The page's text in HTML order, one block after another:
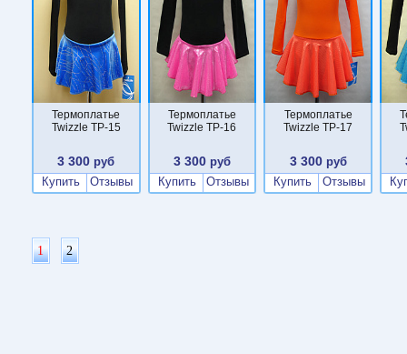
Термоплатье
Twizzle TP-15
3 300 руб
Купить
Отзывы
Термоплатье
Twizzle TP-16
3 300 руб
Купить
Отзывы
Термоплатье
Twizzle TP-17
3 300руб
Купить
Отзывы
1 2